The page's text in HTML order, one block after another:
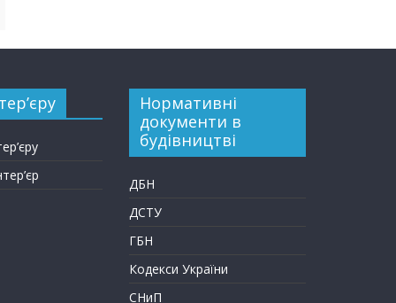
Нормативні
документи в
будівництві
ДБН
ДСТУ
ГБН
Кодекси України
СНиП